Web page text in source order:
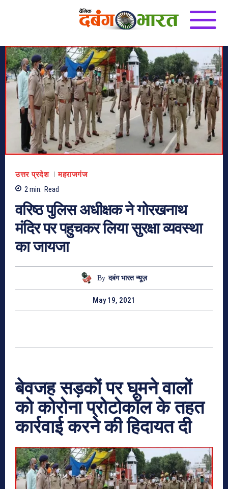
उत्तर प्रदेश
महराजगंज
2 min. Read
वरिष्ठ पुलिस अधीक्षक ने गोरखनाथ
मंदिर पर पहुचकर लिया सुरक्षा व्यवस्था
का जायजा
By दबंग भारत न्यूज़
May 19, 2021
बेवजह सड़कों पर घूमने वालों
को कोरोना प्रोटोकॉल के तहत
कार्रवाई करने की हिदायत दी